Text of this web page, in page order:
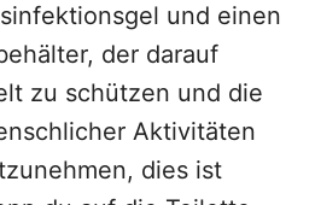
und einen
der darauf
zu schützen und die
Aktivitäten
dies ist